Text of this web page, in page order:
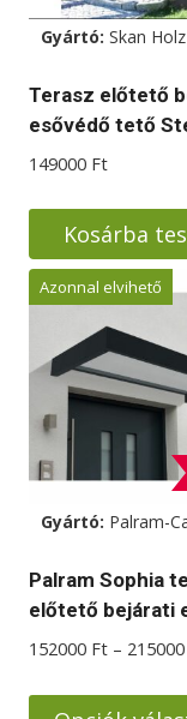
Gyártó: Skan Holz
Terasz előtető
esővédő tető
149000 Ft
Kosárba
Azonnal elvihető
Gyártó: Palram-
Palram Sophia
előtető bejárati
152000 Ft – 215000